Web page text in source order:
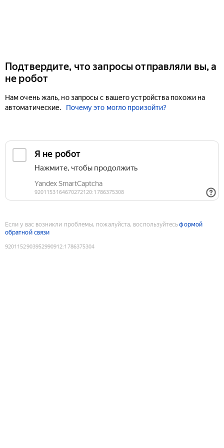
Подтвердите, что запросы отправляли вы, а
не робот
Нам очень жаль, но запросы с вашего устройства похожи на
автоматические.
Почему это могло произойти?
Если у вас возникли проблемы, пожалуйста, воспользуйтесьформой
обратной связи
9201152903952990912:1786375304